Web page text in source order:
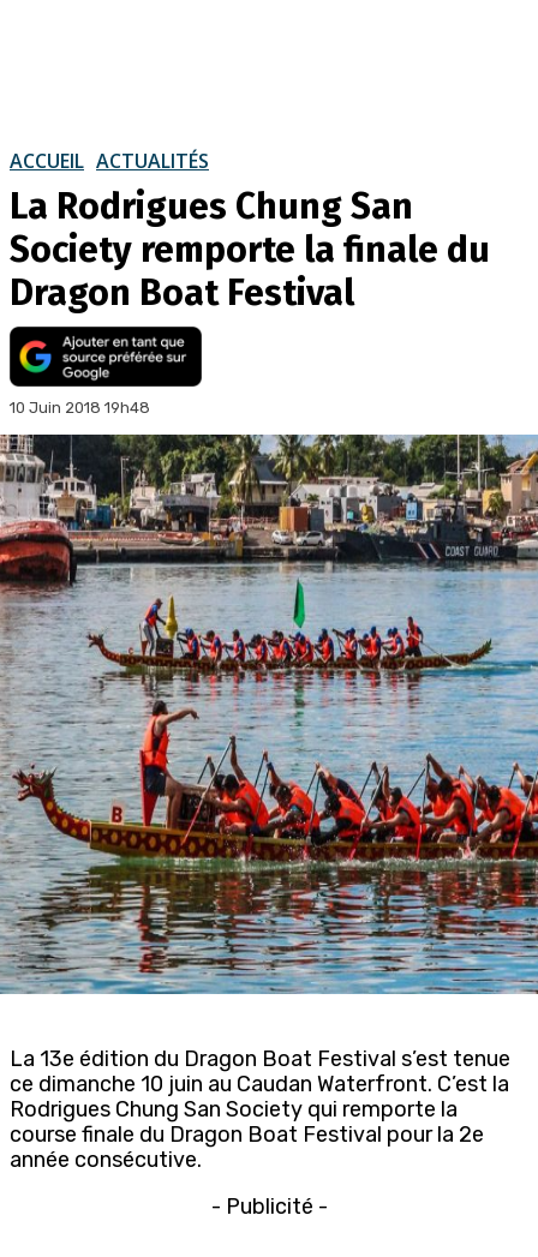
ACCUEIL ACTUALITÉS
La Rodrigues Chung San
Society remporte la finale du
Dragon Boat Festival
10 Juin 2018 19h48
La 13e édition du Dragon Boat Festival s’est tenue
ce dimanche 10 juin au Caudan Waterfront. C’est la
Rodrigues Chung San Society qui remporte la
course finale du Dragon Boat Festival pour la 2e
année consécutive.
- Publicité -